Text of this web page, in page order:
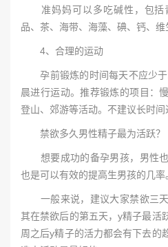
准妈妈可以多吃碱性，包括
品、茶、海带、海藻、碘、钙、维
4、合理的运动
孕前锻炼的时间每天不应少于
晨进行运动。推荐锻炼的项目：
登山、郊游等活动。不建议长时间
禁欲多久男性精子最为活跃？
想要成功的备孕男孩，男性也
也是可以有效的提高生男孩的几率
一般来说，建议大家禁欲三天
其在禁欲后的第五天，y精子最活
周之后y精子的活力都会有下去的